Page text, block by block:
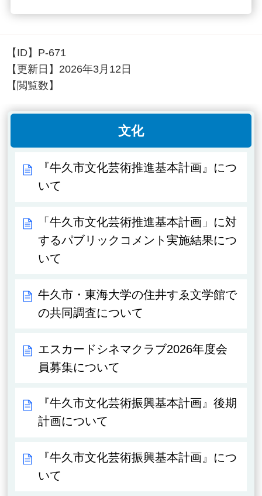
【ID】 P-671
【更新日】 2026年3月12日
【閲覧数】
文化
『牛久市文化芸術推進基本計画』につ
いて
「牛久市文化芸術推進基本計画」に対
するパブリックコメント実施結果につ
いて
牛久市・東海大学の住井すゑ文学館で
の共同調査について
エスカードシネマクラブ2026年度会
員募集について
『牛久市文化芸術振興基本計画』後期
計画について
『牛久市文化芸術振興基本計画』につ
いて